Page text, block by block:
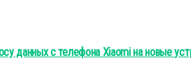
данных с телефона Xiaomi на новые